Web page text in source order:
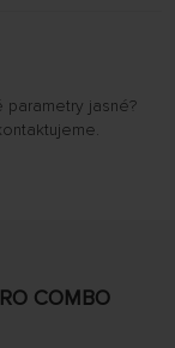
parametry jasné?
COMBO